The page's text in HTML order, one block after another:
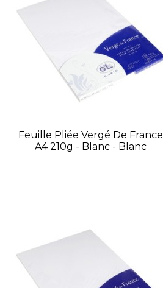
Feuille Pliée Vergé De France
A4 210g - Blanc - Blanc